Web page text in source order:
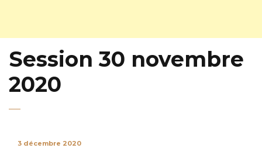
Session 30 novembre
2020
3 décembre 2020